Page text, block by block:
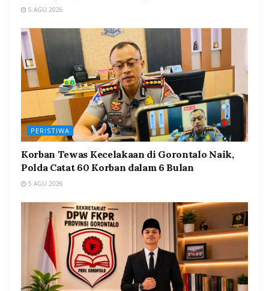
5 AGU 2026
PERISTIWA
Korban Tewas Kecelakaan di Gorontalo Naik,
Polda Catat 60 Korban dalam 6 Bulan
5 AGU 2026